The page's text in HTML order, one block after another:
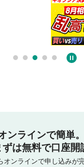
ンラインで簡単。
ずは無料で口座開
オンラインで申し込みが